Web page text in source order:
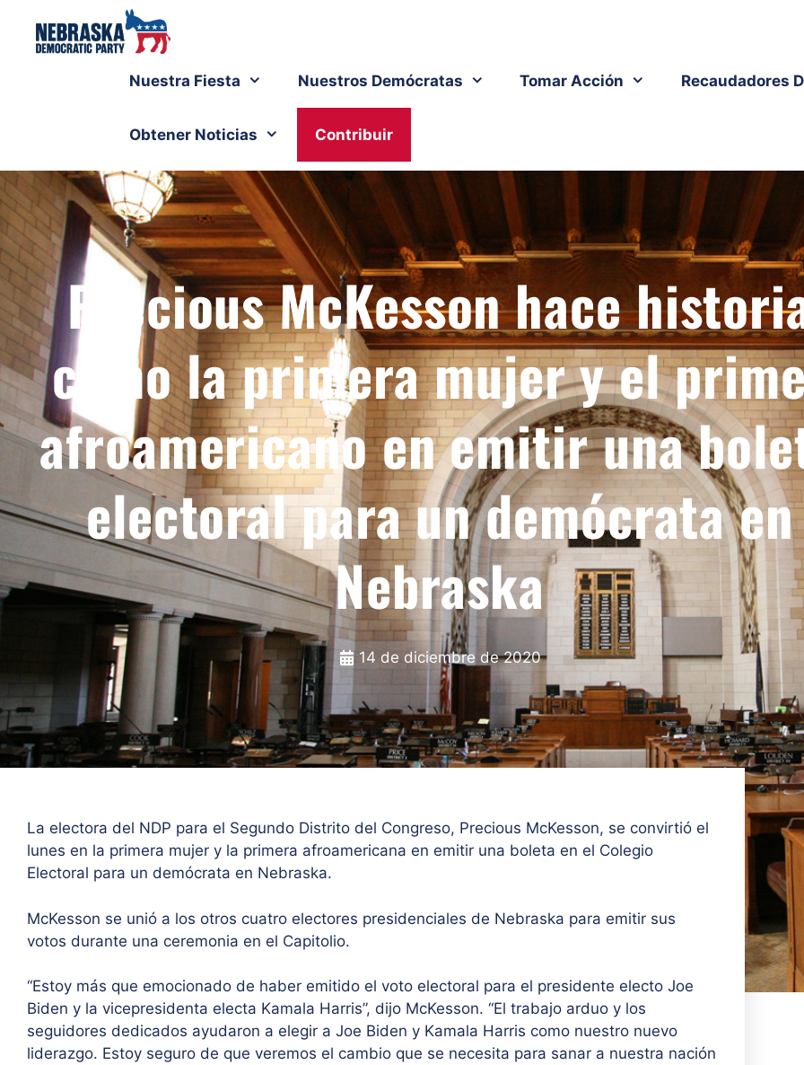
Nuestra Fiesta Nuestros Demócratas Tomar Acción Recaudadores
Obtener Noticias Contribuir
Precious McKesson hace
como la primera mujer y el
afroamericano en emitir una
electoral para un demócrata en
Nebraska
14 de diciembre de 2020
La electora del NDP para el Segundo Distrito del Congreso, Precious McKesson, se convirtió el
lunes en la primera mujer y la primera afroamericana en emitir una boleta en el Colegio
Electoral para un demócrata en Nebraska.
McKesson se unió a los otros cuatro electores presidenciales de Nebraska para emitir sus
votos durante una ceremonia en el Capitolio.
“Estoy más que emocionado de haber emitido el voto electoral para el presidente electo Joe
Biden y la vicepresidenta electa Kamala Harris”, dijo McKesson. “El trabajo arduo y los
seguidores dedicados ayudaron a elegir a Joe Biden y Kamala Harris como nuestro nuevo
liderazgo. Estoy seguro de que veremos el cambio que se necesita para sanar a nuestra nación